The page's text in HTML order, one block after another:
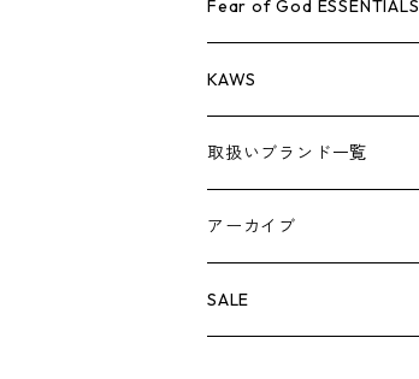
小物
コラボレーション
×THE NORTH FACE
×COMME des GARCONS
シーズンアイテム
26SS
25FW
BOX LOGOアイテム
パーカー/クルーネック
シューズ
小物
バッグ
シューズ
小物
キャップ・ハット
バッグ
シューズ
小物
パンツ
キャップ・ハット
バッグ
シューズ
小物
ジャケット
パンツ
キャップ
バッグ
小物
シャツ
ジャケット
パンツ
キャップ・ハット
バッグ
スウェット/ニット
シャツ
ジャケット
パンツ
キャップ・ハット
AIR JORDAN 3
アパレル・小物
Tシャツ
ロンTEE
スウェット/ニット
ジャケット
パンツ
Fear of God ESSENTIALS
Tシャツ
ロンTEE
スウェット/ニット
シャツ
KAWS
アパレル
小物
取扱いブランド一覧
A
A BATHING APE
B
アーカイブ
SALE